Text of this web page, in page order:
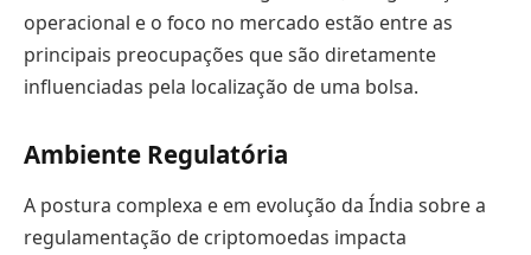
operacional e o foco no mercado estão entre as
principais preocupações que são diretamente
influenciadas pela localização de uma bolsa.
Ambiente Regulatória
A postura complexa e em evolução da Índia sobre a
regulamentação de criptomoedas impacta